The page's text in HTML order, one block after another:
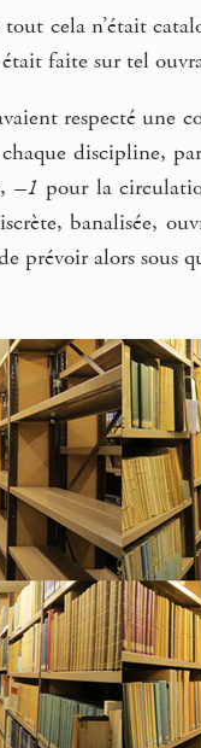
cela n’était
était faite sur tel
respecté une
chaque discipline,
–1 pour la
banalisée,
prévoir alors